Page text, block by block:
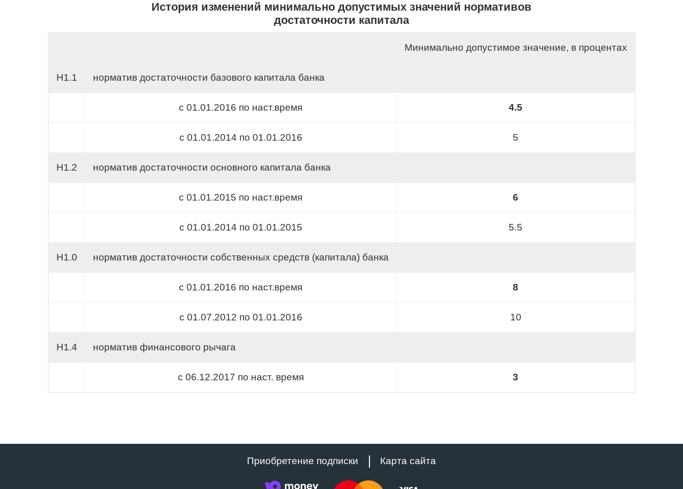
История изменений минимально допустимых значений нормативов
достаточности капитала
Минимально допустимое значение, в процентах
Н1.1 норматив достаточности базового капитала банка
с 01.01.2016 по наст.время 4.5
c 01.01.2014 по 01.01.2016 5
Н1.2 норматив достаточности основного капитала банка
с 01.01.2015 по наст.время 6
с 01.01.2014 по 01.01.2015 5.5
Н1.0 норматив достаточности собственных средств (капитала) банка
с 01.01.2016 по наст.время 8
с 01.07.2012 по 01.01.2016 10
Н1.4 норматив финансового рычага
с 06.12.2017 по наст. время 3
Приобретение подписки Карта сайта